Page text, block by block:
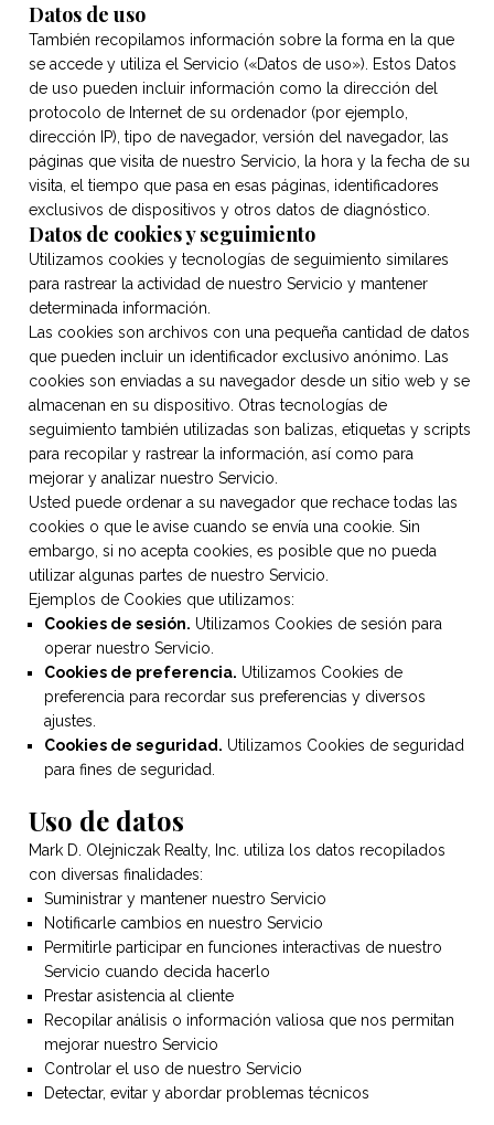
Datos de uso
También recopilamos información sobre la forma en la que
se accede y utiliza el Servicio («Datos de uso»). Estos Datos
de uso pueden incluir información como la dirección del
protocolo de Internet de su ordenador (por ejemplo,
dirección IP), tipo de navegador, versión del navegador, las
páginas que visita de nuestro Servicio, la hora y la fecha de su
visita, el tiempo que pasa en esas páginas, identificadores
exclusivos de dispositivos y otros datos de diagnóstico.
Datos de cookies y seguimiento
Utilizamos cookies y tecnologías de seguimiento similares
para rastrear la actividad de nuestro Servicio y mantener
determinada información.
Las cookies son archivos con una pequeña cantidad de datos
que pueden incluir un identificador exclusivo anónimo. Las
cookies son enviadas a su navegador desde un sitio web y se
almacenan en su dispositivo. Otras tecnologías de
seguimiento también utilizadas son balizas, etiquetas y scripts
para recopilar y rastrear la información, así como para
mejorar y analizar nuestro Servicio.
Usted puede ordenar a su navegador que rechace todas las
cookies o que le avise cuando se envía una cookie. Sin
embargo, si no acepta cookies, es posible que no pueda
utilizar algunas partes de nuestro Servicio.
Ejemplos de Cookies que utilizamos:
Cookies de sesión. Utilizamos Cookies de sesión para
operar nuestro Servicio.
Cookies de preferencia. Utilizamos Cookies de
preferencia para recordar sus preferencias y diversos
ajustes.
Cookies de seguridad. Utilizamos Cookies de seguridad
para fines de seguridad.
Uso de datos
Mark D. Olejniczak Realty, Inc. utiliza los datos recopilados
con diversas finalidades:
Suministrar y mantener nuestro Servicio
Notificarle cambios en nuestro Servicio
Permitirle participar en funciones interactivas de nuestro
Servicio cuando decida hacerlo
Prestar asistencia al cliente
Recopilar análisis o información valiosa que nos permitan
mejorar nuestro Servicio
Controlar el uso de nuestro Servicio
Detectar, evitar y abordar problemas técnicos